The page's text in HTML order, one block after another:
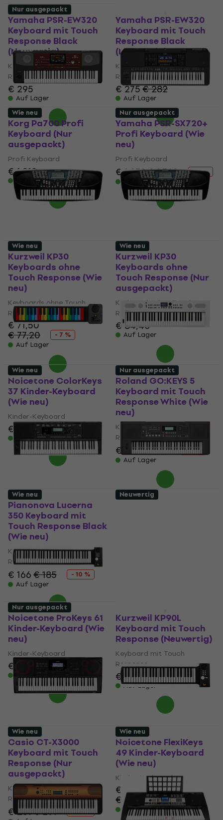
Yamaha PSR-EW320
Keyboard mit Touch
Response Black
(Neuwertig)
Keyboard mit Touch
Response
€ 295
Auf Lager
Yamaha PSR-EW320
Keyboard mit Touch
Response Black
(Neuwertig)
Keyboard mit Touch
Response
€ 275€ 282
Auf Lager
Nur ausgepackt
Korg Pa700 Profi
Keyboard (Nur
ausgepackt)
Profi Keyboard
€ 1.219
Auf Lager
Yamaha PSR-SX720+
Profi Keyboard (Wie
neu)
Profi Keyboard
€ 1.279€ 1.369
- 7 %
Auf Lager
Wie neu
Kurzweil KP30
Keyboards ohne
Touch Response (Wie
neu)
Keyboards ohne Touch
Response
€ 71,50
€ 77,20
- 7 %
Auf Lager
Nur ausgepackt
Kurzweil KP30
Keyboards ohne
Touch Response (Nur
ausgepackt)
Keyboards ohne Touch
Response
€ 84,40
Auf Lager
Wie neu
Noicetone ColorKeys
37 Kinder-Keyboard
(Wie neu)
Kinder-Keyboard
€ 32,30 € 33,70
Auf Lager
Wie neu
Roland GO:KEYS 5
Keyboard mit Touch
Response White (Wie
neu)
Keyboard mit Touch
Response
€ 422€ 440
- 4 %
Auf Lager
Wie neu
Pianonova Lucerna
350 Keyboard mit
Touch Response Black
(Wie neu)
Keyboard mit Touch
Response
€ 166€ 185
- 10 %
Auf Lager
Nur ausgepackt
Wie neu
Noicetone ProKeys 61
Kinder-Keyboard (Wie
neu)
Kinder-Keyboard
€ 41,90 € 43,90
Auf Lager
Neuwertig
Kurzweil KP90L
Keyboard mit Touch
Response (Neuwertig)
Keyboard mit Touch
Response
€ 181€ 188
Auf Lager
Nur ausgepackt
Casio CT-X3000
Keyboard mit Touch
Response (Nur
ausgepackt)
Keyboard mit Touch
Response
€ 261€ 291
- 10 %
Noicetone FlexiKeys
49 Kinder-Keyboard
(Wie neu)
Kinder-Keyboard
€ 33,80
€ 43,40
- 22 %
Auf Lager
Wie neu Wie neu